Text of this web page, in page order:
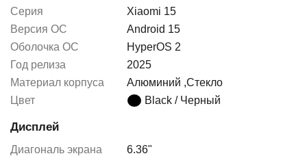
Серия
Xiaomi 15
Версия ОС
Android 15
Оболочка ОС
HyperOS 2
Год релиза
2025
Материал корпуса
Алюминий ,Стекло
Цвет
Black / Черный
Дисплей
Диагональ экрана
6.36"